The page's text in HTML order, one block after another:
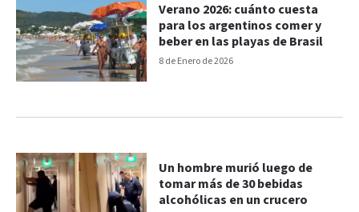
8 de Enero de 2026
Verano 2026: cuánto cuesta
para los argentinos comer y
beber en las playas de Brasil
Un hombre murió luego de
tomar más de 30 bebidas
alcohólicas en un crucero